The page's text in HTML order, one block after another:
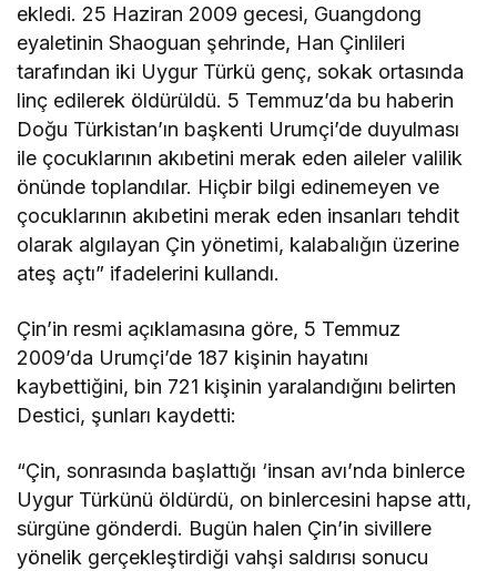
ekledi. 25 Haziran 2009 gecesi, Guangdong
eyaletinin Shaoguan şehrinde, Han Çinlileri
tarafından iki Uygur Türkü genç, sokak ortasında
linç edilerek öldürüldü. 5 Temmuz’da bu haberin
Doğu Türkistan’ın başkenti Urumçi’de duyulması
ile çocuklarının akıbetini merak eden aileler valilik
önünde toplandılar. Hiçbir bilgi edinemeyen ve
çocuklarının akıbetini merak eden insanları tehdit
olarak algılayan Çin yönetimi, kalabalığın üzerine
ateş açtı” ifadelerini kullandı.
Çin’in resmi açıklamasına göre, 5 Temmuz
2009’da Urumçi’de 187 kişinin hayatını
kaybettiğini, bin 721 kişinin yaralandığını belirten
Destici, şunları kaydetti:
“Çin, sonrasında başlattığı ‘insan avı’nda binlerce
Uygur Türkünü öldürdü, on binlercesini hapse attı,
sürgüne gönderdi. Bugün halen Çin’in sivillere
yönelik gerçekleştirdiği vahşi saldırısı sonucu